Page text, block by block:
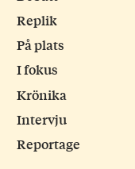
Replik
På plats
I fokus
Krönika
Intervju
Reportage